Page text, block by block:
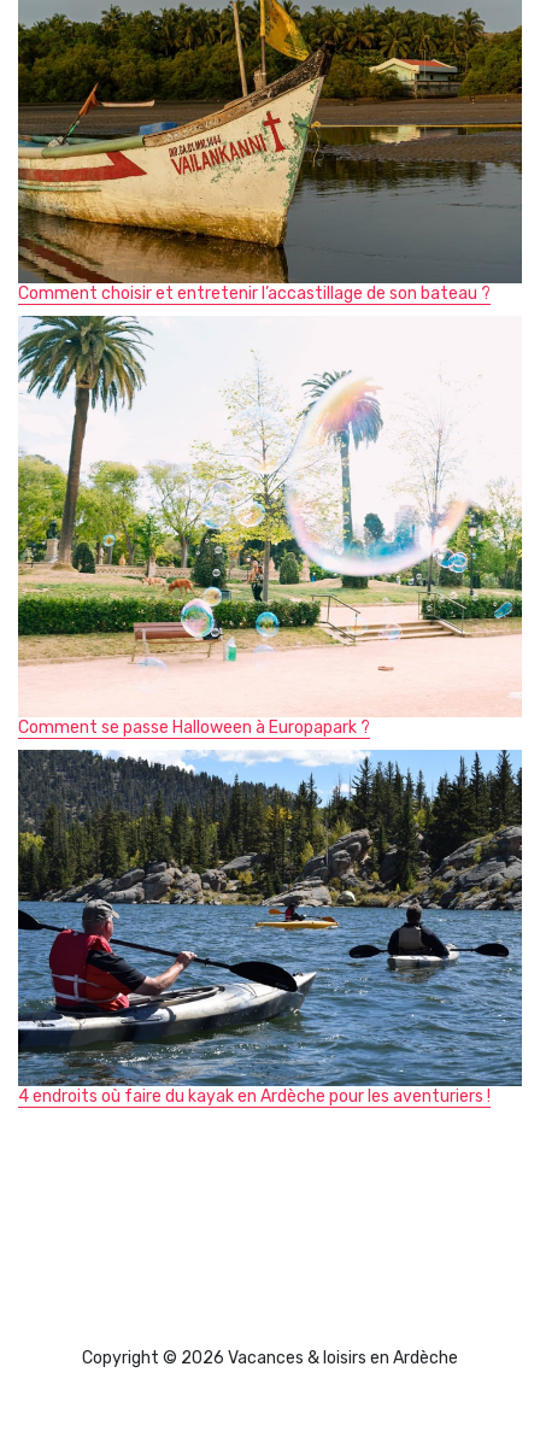
Comment choisir et entretenir l’accastillage de son bateau ?
Comment se passe Halloween à Europapark ?
4 endroits où faire du kayak en Ardèche pour les aventuriers !
Copyright © 2026 Vacances & loisirs en Ardèche